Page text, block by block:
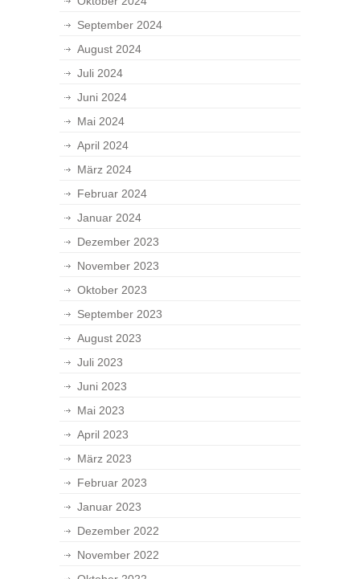
September 2024
August 2024
Juli 2024
Juni 2024
Mai 2024
April 2024
März 2024
Februar 2024
Januar 2024
Dezember 2023
November 2023
Oktober 2023
September 2023
August 2023
Juli 2023
Juni 2023
Mai 2023
April 2023
März 2023
Februar 2023
Januar 2023
Dezember 2022
November 2022